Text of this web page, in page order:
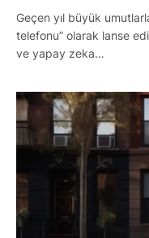
Geçen yıl büyük
telefonu” olarak lanse
ve yapay zeka…